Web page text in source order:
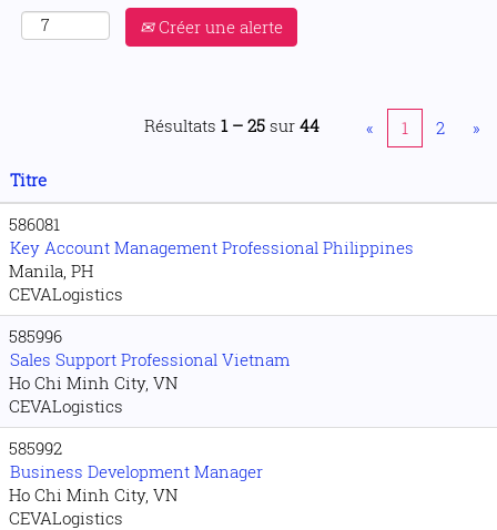
Créer une alerte
Résultats 1 – 25 sur 44 « 1 2 »
Titre
586081
Key Account Management Professional Philippines
Manila, PH
CEVALogistics
585996
Sales Support Professional Vietnam
Ho Chi Minh City, VN
CEVALogistics
585992
Business Development Manager
Ho Chi Minh City, VN
CEVALogistics